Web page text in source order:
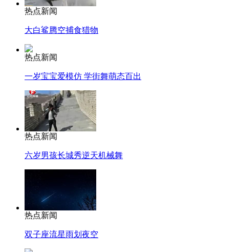
热点新闻
大白鲨腾空捕食猎物
热点新闻
一岁宝宝爱模仿 学街舞萌态百出
热点新闻
六岁男孩长城秀逆天机械舞
热点新闻
双子座流星雨划夜空